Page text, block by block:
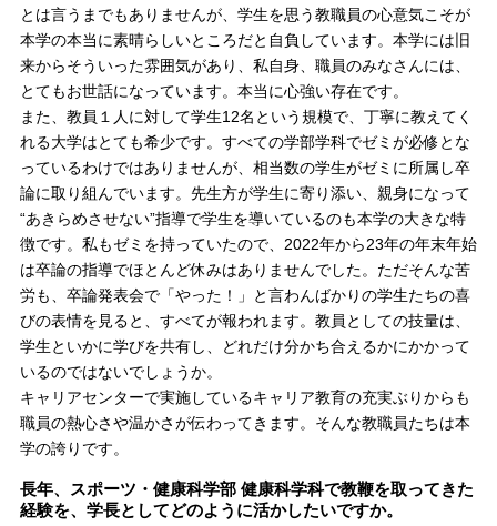
とは言うまでもありませんが、学生を思う教職員の心意気こそが
本学の本当に素晴らしいところだと自負しています。本学には旧
来からそういった雰囲気があり、私自身、職員のみなさんには、
とてもお世話になっています。本当に心強い存在です。
また、教員１人に対して学生12名という規模で、丁寧に教えてく
れる大学はとても希少です。すべての学部学科でゼミが必修とな
っているわけではありませんが、相当数の学生がゼミに所属し卒
論に取り組んでいます。先生方が学生に寄り添い、親身になって
“あきらめさせない”指導で学生を導いているのも本学の大きな特
徴です。私もゼミを持っていたので、2022年から23年の年末年始
は卒論の指導でほとんど休みはありませんでした。ただそんな苦
労も、卒論発表会で「やった！」と言わんばかりの学生たちの喜
びの表情を見ると、すべてが報われます。教員としての技量は、
学生といかに学びを共有し、どれだけ分かち合えるかにかかって
いるのではないでしょうか。
キャリアセンターで実施しているキャリア教育の充実ぶりからも
職員の熱心さや温かさが伝わってきます。そんな教職員たちは本
学の誇りです。
長年、スポーツ・健康科学部 健康科学科で教鞭を取ってきた
経験を、学長としてどのように活かしたいですか。